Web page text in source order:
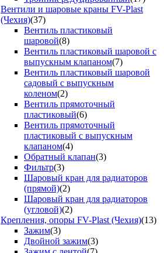
Вентили и шаровые краны FV-Plast
(Чехия)(37)
Вентиль пластиковый
шаровой(8)
Вентиль пластиковый шаровой с
выпускным клапаном(7)
Вентиль пластиковый шаровой
садовый с выпускным
коленом(2)
Вентиль прямоточный
пластиковый(6)
Вентиль прямоточный
пластиковый с выпускным
клапаном(4)
Обратный клапан(3)
Фильтр(3)
Шаровый кран для радиаторов
(прямой)(2)
Шаровый кран для радиаторов
(угловой)(2)
Крепления, опоры FV-Plast (Чехия)(13)
Зажим(3)
Двойной зажим(3)